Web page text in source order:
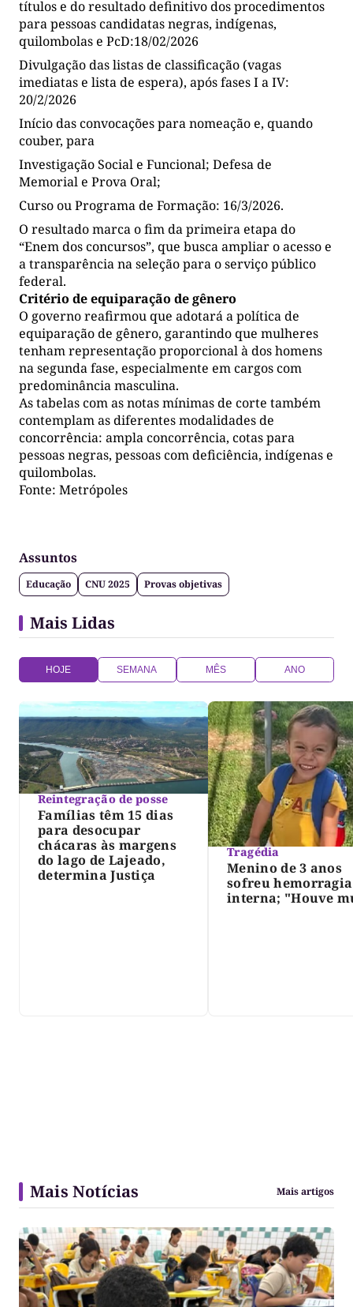
títulos e do resultado definitivo dos procedimentos
para pessoas candidatas negras, indígenas,
quilombolas e PcD:18/02/2026
Divulgação das listas de classificação (vagas
imediatas e lista de espera), após fases I a IV:
20/2/2026
Início das convocações para nomeação e, quando
couber, para
Investigação Social e Funcional; Defesa de
Memorial e Prova Oral;
Curso ou Programa de Formação: 16/3/2026.
O resultado marca o fim da primeira etapa do
“Enem dos concursos”, que busca ampliar o acesso e
a transparência na seleção para o serviço público
federal.
Critério de equiparação de gênero
O governo reafirmou que adotará a política de
equiparação de gênero, garantindo que mulheres
tenham representação proporcional à dos homens
na segunda fase, especialmente em cargos com
predominância masculina.
As tabelas com as notas mínimas de corte também
contemplam as diferentes modalidades de
concorrência: ampla concorrência, cotas para
pessoas negras, pessoas com deficiência, indígenas e
quilombolas.
Fonte: Metrópoles
Assuntos
Educação CNU 2025 Provas objetivas
Mais Lidas
HOJE SEMANA MÊS ANO
Reintegração de posse
Famílias têm 15 dias
para desocupar
chácaras às margens
do lago de Lajeado,
determina Justiça
Tragédia
Menino de 3 anos
sofreu hemorragia
interna; "Houve
Mais Notícias Mais artigos